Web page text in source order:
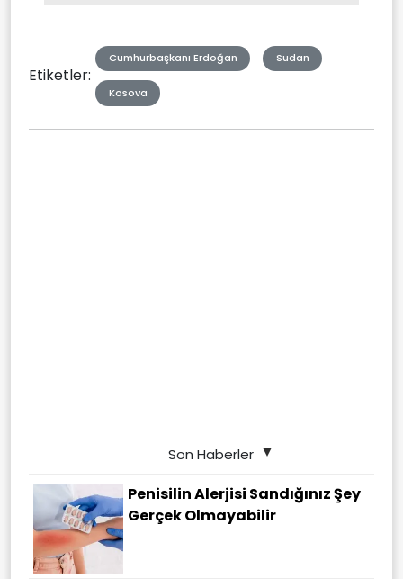
Etiketler:
Cumhurbaşkanı Erdoğan Sudan
Kosova
Son Haberler
Penisilin Alerjisi Sandığınız Şey
Gerçek Olmayabilir